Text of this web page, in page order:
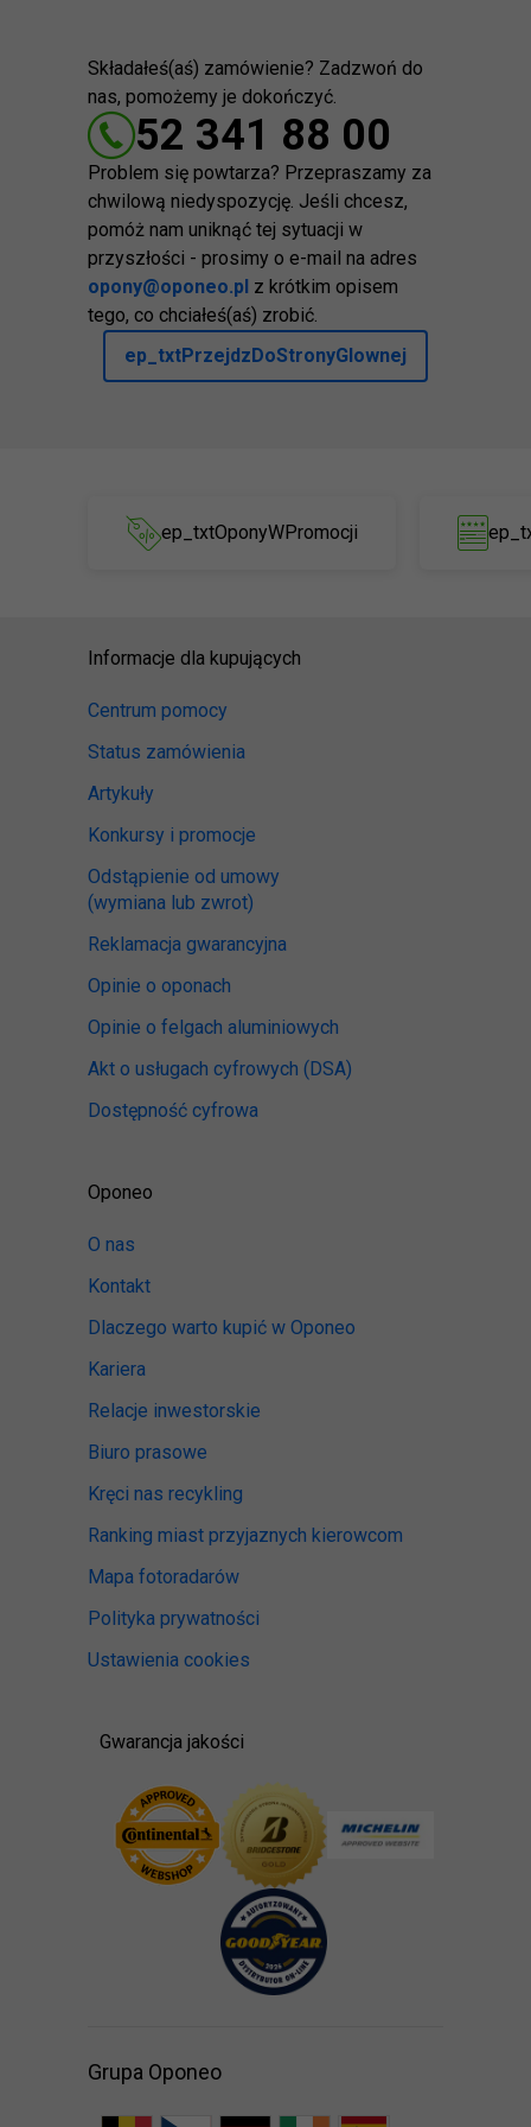
Składałeś(aś) zamówienie? Zadzwoń do
nas, pomożemy je dokończyć.
52 341 88 00
Problem się powtarza? Przepraszamy za
chwilową niedyspozycję. Jeśli chcesz,
pomóż nam uniknąć tej sytuacji w
przyszłości - prosimy o e-mail na adres
opony@oponeo.pl z krótkim opisem
tego, co chciałeś(aś) zrobić.
ep_txtPrzejdzDoStronyGlownej
ep_txtOponyWPromocji
Informacje dla kupujących
Centrum pomocy
Status zamówienia
Artykuły
Konkursy i promocje
Odstąpienie od umowy
(wymiana lub zwrot)
Reklamacja gwarancyjna
Opinie o oponach
Opinie o felgach aluminiowych
Akt o usługach cyfrowych (DSA)
Dostępność cyfrowa
Oponeo
O nas
Kontakt
Dlaczego warto kupić w Oponeo
Kariera
Relacje inwestorskie
Biuro prasowe
Kręci nas recykling
Ranking miast przyjaznych kierowcom
Mapa fotoradarów
Polityka prywatności
Ustawienia cookies
Gwarancja jakości
Grupa Oponeo